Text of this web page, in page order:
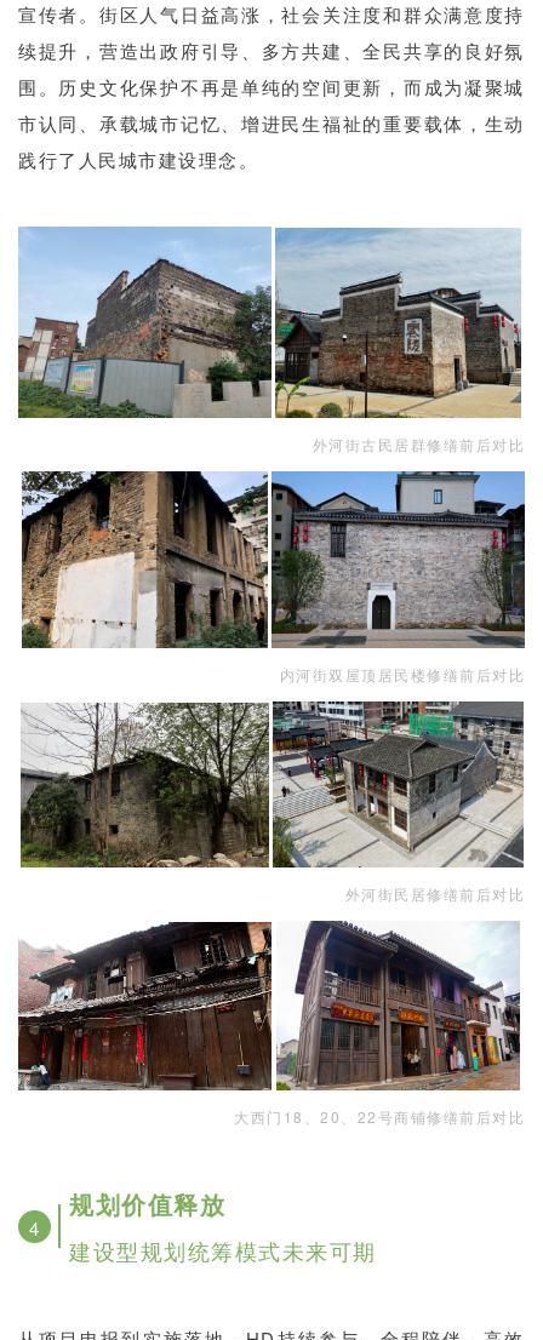
宣传者。街区人气日益高涨，社会关注度和群众满意度持
续提升，营造出政府引导、多方共建、全民共享的良好氛
围。历史文化保护不再是单纯的空间更新，而成为凝聚城
市认同、承载城市记忆、增进民生福祉的重要载体，生动
践行了人民城市建设理念。
外河街古民居群修缮前后对比
内河街双屋顶居民楼修缮前后对比
外河街民居修缮前后对比
大西门18、20、22号商铺修缮前后对比
4
规划价值释放
建设型规划统筹模式未来可期